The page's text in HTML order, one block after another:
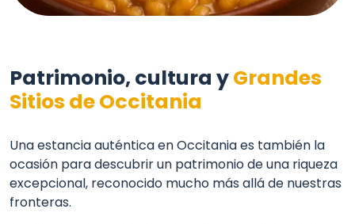
Patrimonio, cultura yGrandes
Sitios de Occitania
Una estancia auténtica en Occitania es también la
ocasión para descubrir un patrimonio de una riqueza
excepcional, reconocido mucho más allá de nuestras
fronteras.